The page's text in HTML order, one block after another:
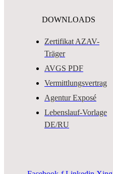
DOWNLOADS
Zertifikat AZAV-
Träger
AVGS PDF
Vermittlungsvertrag
Agentur Exposé
Lebenslauf-Vorlage
DE/RU